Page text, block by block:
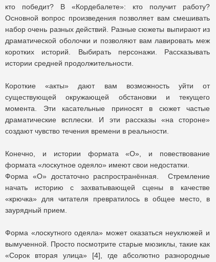
кто победит? В «Кордебалете»: кто получит работу?
Основной вопрос произведения позволяет вам смешивать
набор очень разных действий. Разные сюжеты выпирают из
драматической оболочки и позволяют вам лавировать меж
коротких историй. Выбирать персонажи. Рассказывать
истории средней продолжительности.
Короткие «акты» дают вам возможность уйти от
существующей окружающей обстановки и текущего
момента. Эти касательные приносят в сюжет частые
драматические всплески. И эти рассказы «на стороне»
создают чувство течения времени в реальности.
Конечно, и истории формата «О», и повествование
формата «лоскутное одеяло» имеют свои недостатки.
Форма «О» достаточно распространённая. Стремление
начать историю с захватывающей сцены в качестве
«крючка» для читателя превратилось в общее место, в
заурядный прием.
Форма «лоскутного одеяла» может оказаться неуклюжей и
вымученной. Просто посмотрите старые мюзиклы, такие как
«Сорок вторая улица» [4], где абсолютно разнородные